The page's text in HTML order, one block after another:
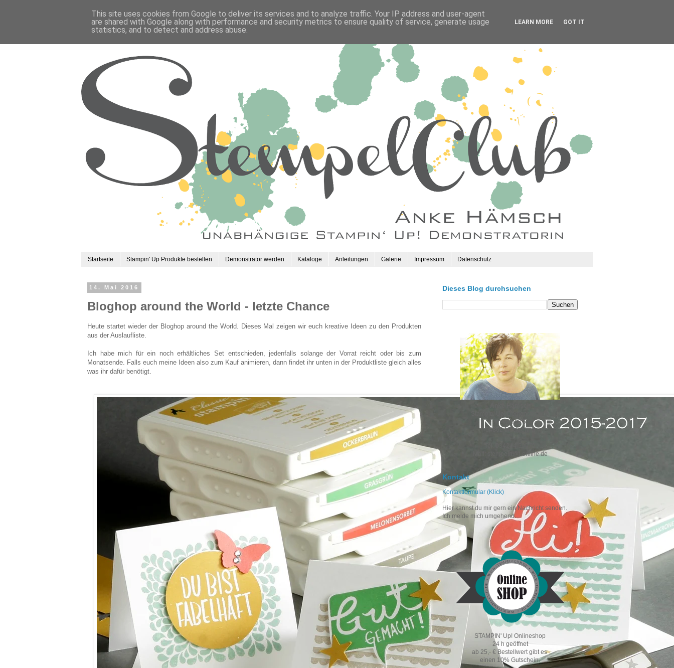
Startseite Stampin' Up Produkte bestellen Demonstrator werden Kataloge Anleitungen Galerie Impressum Datenschutz
14. Mai 2016
Bloghop around the World - letzte Chance
Heute startet wieder der Bloghop around the World. Dieses Mal zeigen wir euch kreative Ideen zu den Produkten
aus der Auslaufliste.
Ich habe mich für ein noch erhältliches Set entschieden, jedenfalls solange der Vorrat reicht oder bis zum
Monatsende. Falls euch meine Ideen also zum Kauf animieren, dann findet ihr unten in der Produktliste gleich alles
was ihr dafür benötigt.
Dieses Blog durchsuchen
Im Winkel 5
04862 Mockrehna
Mail: stempeln@t-online.de
Kontakt
Kontaktformular (Klick)
Hier kannst du mir gern ein Nachricht senden.
Ich melde mich umgehend.
STAMPIN' Up! Onlineshop
24 h geöffnet
ab 25,- € Bestellwert gibt es
einen 10% Gutschein.
This site uses cookies from Google to deliver its services and to analyze traffic. Your IP address and user-agent
are shared with Google along with performance and security metrics to ensure quality of service, generate usage
statistics, and to detect and address abuse.
LEARN MORE GOT IT